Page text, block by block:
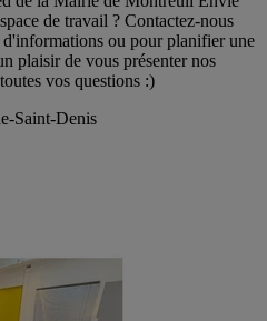
de travail ? Contactez-nous
ou pour planifier une
plaisir de vous présenter nos
vos questions :)
Saint-Denis